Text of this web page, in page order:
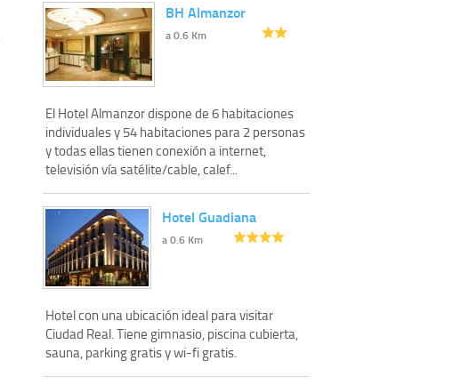
BH Almanzor
a 0.6 Km
El Hotel Almanzor dispone de 6 habitaciones
individuales y 54 habitaciones para 2 personas
y todas ellas tienen conexión a internet,
televisión vía satélite/cable, calef...
Hotel Guadiana
a 0.6 Km
Hotel con una ubicación ideal para visitar
Ciudad Real. Tiene gimnasio, piscina cubierta,
sauna, parking gratis y wi-fi gratis.